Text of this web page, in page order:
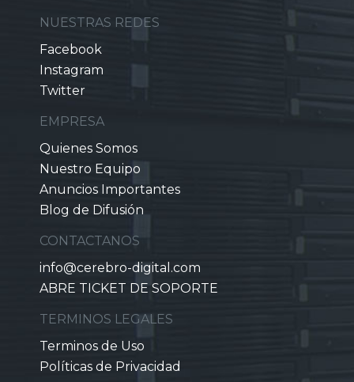
NUESTRAS REDES
Facebook
Instagram
Twitter
EMPRESA
Quienes Somos
Nuestro Equipo
Anuncios Importantes
Blog de Difusión
CONTACTANOS
info@cerebro-digital.com
ABRE TICKET DE SOPORTE
TERMINOS LEGALES
Terminos de Uso
Políticas de Privacidad